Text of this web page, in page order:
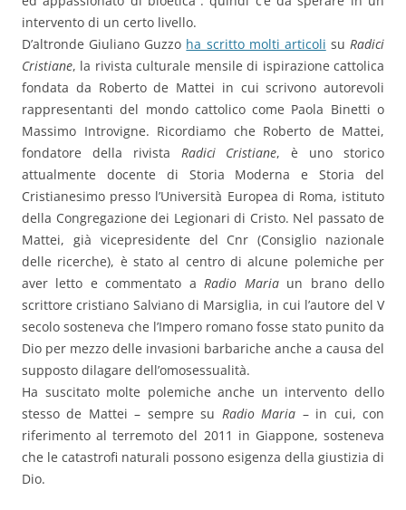
intervento di un certo livello.
D’altronde Giuliano Guzzo ha scritto molti articoli su Radici
Cristiane, la rivista culturale mensile di ispirazione cattolica
fondata da Roberto de Mattei in cui scrivono autorevoli
rappresentanti del mondo cattolico come Paola Binetti o
Massimo Introvigne. Ricordiamo che Roberto de Mattei,
fondatore della rivista Radici Cristiane, è uno storico
attualmente docente di Storia Moderna e Storia del
Cristianesimo presso l’Università Europea di Roma, istituto
della Congregazione dei Legionari di Cristo. Nel passato de
Mattei, già vicepresidente del Cnr (Consiglio nazionale
delle ricerche), è stato al centro di alcune polemiche per
aver letto e commentato aRadio Mariaun brano dello
scrittore cristiano Salviano di Marsiglia, in cui l’autore del V
secolo sosteneva che l’Impero romano fosse stato punito da
Dio per mezzo delle invasioni barbariche anche a causa del
supposto dilagare dell’omosessualità.
Ha suscitato molte polemiche anche un intervento dello
stesso de Mattei – sempre su Radio Maria – in cui, con
riferimento al terremoto del 2011 in Giappone, sosteneva
che le catastrofi naturali possono esigenza della giustizia di
Dio.